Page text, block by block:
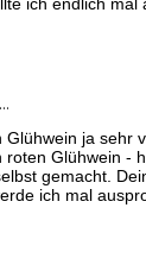
Glühwein ja sehr
roten Glühwein -
gemacht.
ich mal